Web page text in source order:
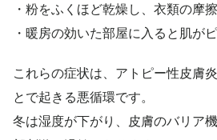
・粉をふくほど乾燥し、衣類の摩
・暖房の効いた部屋に入ると肌が
これらの症状は、アトピー性皮膚
とで起きる悪循環です。
冬は湿度が下がり、皮膚のバリア